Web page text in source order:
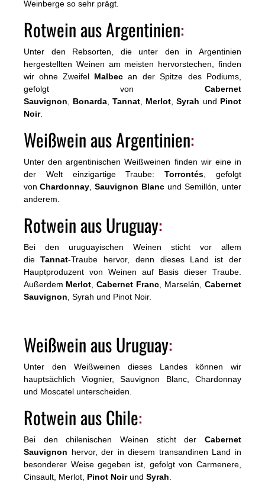
Weinberge so sehr prägt.
Rotwein aus Argentinien:
Unter den Rebsorten, die unter den in Argentinien
hergestellten Weinen am meisten hervorstechen, finden
wir ohne Zweifel Malbec an der Spitze des Podiums,
gefolgt von Cabernet
Sauvignon
Bonarda Tannat Merlot Syrah und Pinot
Noir.
Weißwein aus Argentinien:
Unter den argentinischen Weißweinen finden wir eine in
der Welt einzigartige Traube: Torrontés , gefolgt
von Chardonnay Sauvignon Blanc und Semillón, unter
anderem.
Rotwein aus Uruguay:
Bei den uruguayischen Weinen sticht vor allem
die Tannat-Traube hervor, denn dieses Land ist der
Hauptproduzent von Weinen auf Basis dieser Traube.
Außerdem Merlot Cabernet Franc , Marselán, Cabernet
Sauvignon , Syrah und Pinot Noir.
Weißwein aus Uruguay:
Unter den Weißweinen dieses Landes können wir
hauptsächlich Viognier, Sauvignon Blanc, Chardonnay
und Moscatel unterscheiden.
Rotwein aus Chile:
Bei den chilenischen Weinen sticht der Cabernet
Sauvignon hervor, der in diesem transandinen Land in
besonderer Weise gegeben ist, gefolgt von Carmenere,
Cinsault, Merlot, Pinot Noirund Syrah